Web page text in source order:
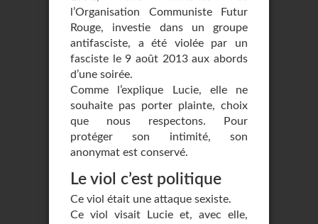
l’Organisation Communiste Futur
Rouge, investie dans un groupe
antifasciste, a été violée par un
fasciste le 9 août 2013 aux abords
d’une soirée.
Comme l’explique Lucie, elle ne
souhaite pas porter plainte, choix
que nous respectons. Pour
protéger son intimité, son
anonymat est conservé.
Le viol c’est politique
Ce viol était une attaque sexiste.
Ce viol visait Lucie et, avec elle,